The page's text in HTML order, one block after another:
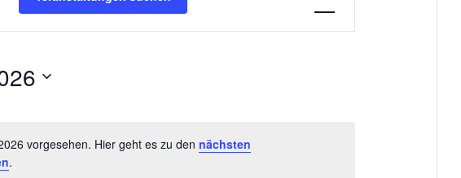
vorgesehen. Hier geht es zu den nächsten
.
Navigation